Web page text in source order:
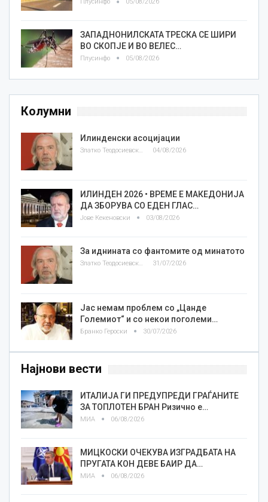
Плусинфо 05/08/2026
ЗАПАДНОНИЛСКАТА ТРЕСКА СЕ ШИРИ
ВО СКОПЈЕ И ВО ВЕЛЕС…
Плусинфо 05/08/2026
Колумни
Илинденски асоцијации
Златко Теодосиевски 04/08/2026
ИЛИНДЕН 2026 • ВРЕМЕ Е МАКЕДОНИЈА
ДА ЗБОРУВА СО ЕДЕН ГЛАС…
Јове Кекеновски 03/08/2026
За иднината со фантомите од минатото
Златко Теодосиевски 31/07/2026
Јас немам проблем со „Цанде
Големиот“ и со некои поголеми…
Бранко Героски 30/07/2026
Најнови вести
ИТАЛИЈА ГИ ПРЕДУПРЕДИ ГРАЃАНИТЕ
ЗА ТОПЛОТЕН БРАН Ризично е…
МИА 06/08/2026
МИЦКОСКИ ОЧЕКУВА ИЗГРАДБАТА НА
ПРУГАТА КОН ДЕВЕ БАИР ДА…
МИА 06/08/2026